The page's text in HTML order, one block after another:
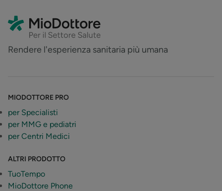
Rendere l'esperienza sanitaria più umana
MIODOTTORE PRO
per Specialisti
per MMG e pediatri
per Centri Medici
ALTRI PRODOTTO
TuoTempo
MioDottore Phone